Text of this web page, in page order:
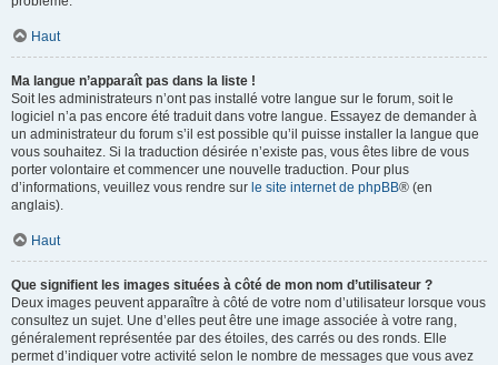
Haut
Ma langue n’apparaît pas dans la liste !
Soit les administrateurs n’ont pas installé votre langue sur le forum, soit le
logiciel n’a pas encore été traduit dans votre langue. Essayez de demander à
un administrateur du forum s’il est possible qu’il puisse installer la langue que
vous souhaitez. Si la traduction désirée n’existe pas, vous êtes libre de vous
porter volontaire et commencer une nouvelle traduction. Pour plus
d’informations, veuillez vous rendre sur le site internet de phpBB® (en
anglais).
Haut
Que signifient les images situées à côté de mon nom d’utilisateur ?
Deux images peuvent apparaître à côté de votre nom d’utilisateur lorsque vous
consultez un sujet. Une d’elles peut être une image associée à votre rang,
généralement représentée par des étoiles, des carrés ou des ronds. Elle
permet d’indiquer votre activité selon le nombre de messages que vous avez